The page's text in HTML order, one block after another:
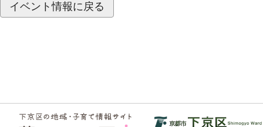
イベント情報に戻る
フッ